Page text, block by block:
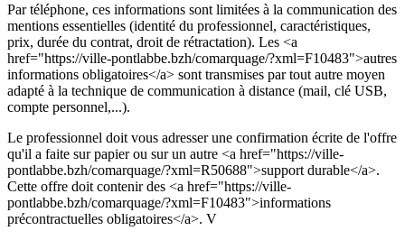
Par téléphone, ces informations sont limitées à la communication des
mentions essentielles (identité du professionnel, caractéristiques,
prix, durée du contrat, droit de rétractation). Les <a
href="https://ville-pontlabbe.bzh/comarquage/?xml=F10483">autres
informations obligatoires</a> sont transmises par tout autre moyen
adapté à la technique de communication à distance (mail, clé USB,
compte personnel,...).
Le professionnel doit vous adresser une confirmation écrite de l'offre
qu'il a faite sur papier ou sur un autre <a href="https://ville-
pontlabbe.bzh/comarquage/?xml=R50688">support durable</a>.
Cette offre doit contenir des <a href="https://ville-
pontlabbe.bzh/comarquage/?xml=F10483">informations
précontractuelles obligatoires</a>. V